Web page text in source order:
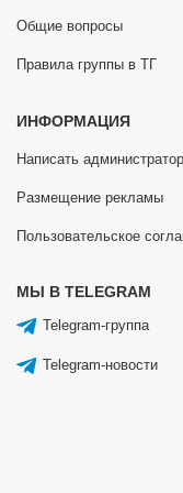
Общие вопросы
Правила группы в ТГ
ИНФОРМАЦИЯ
Написать
Размещение рекламы
Пользовательское
МЫ В TELEGRAM
Telegram-группа
Telegram-новости